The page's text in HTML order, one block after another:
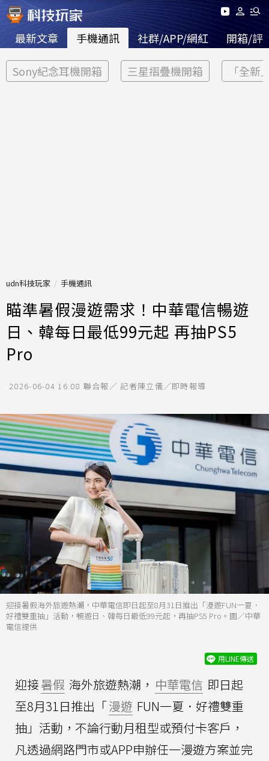
最新文章 手機通訊 社群/APP/網紅 開箱/評
Sony紀念耳機開箱 三星摺疊機開箱 「全新
udn科技玩家 手機通訊
瞄準暑假漫遊需求！中華電信暢遊
日、韓每日最低99元起 再抽PS5
Pro
2026-06-04 16:08 聯合報／ 記者陳立儀／即時報導
迎接暑假海外旅遊熱潮，中華電信即日起至8月31日推出「漫遊FUN一夏．
好禮雙重抽」活動，暢遊日、韓每日最低99元起，再抽PS5 Pro。圖／中華
電信提供
用LINE傳送
迎接暑假 海外旅遊熱潮， 中華電信 即日起
至8月31日推出「漫遊 FUN一夏．好禮雙重
抽」活動，不論行動月租型或預付卡客戶，
凡透過網路門市或APP申辦任一漫遊方案並完